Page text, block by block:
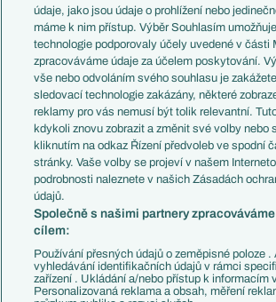
Témata
Představení týmů MS
EuroSkauting
PL v kostce
Evropské koeficienty
Přestupy
Přestupové spekulace
Zranění
Kluby
Arsenal FC
Chelsea FC
Manchester United
AC Milán
Juventus FC
Bayern Mnichov
FC Barcelona
Real Madrid
Itálie
Německo
Španělsko
Argentina
Brazílie
Přestupy
Zápasy
Livescore
Tipovací soutěž
údaje, jako jsou údaje o prohlížení nebo
máme k nim přístup. Výběr Souhlasím
technologie podporovaly účely uvedené v části
zpracováváme údaje za účelem poskytování.
vše nebo odvoláním svého souhlasu je
sledovací technologie zakázány, některé
reklamy pro vás nemusí být tolik relevantní.
kdykoli znovu zobrazit a změnit své volby nebo
kliknutím na odkaz Řízení předvoleb ve spodní
stránky. Vaše volby se projeví v našem
podrobnosti naleznete v našich Zásadách
údajů.
Společně s našimi partnery
cílem:
Používání přesných údajů o zeměpisné poloze .
vyhledávání identifikačních údajů v rámci
zařízení . Ukládání a/nebo přístup k informacím
Personalizovaná reklama a obsah, měření